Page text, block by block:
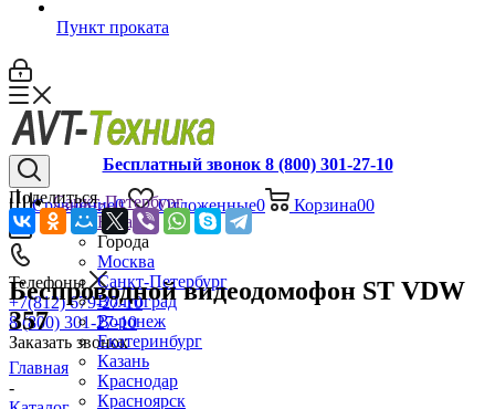
Пункт проката
Сравнение0 Отложенные0 Корзина00
Телефоны
+7(812) 679-27-10
8 (800) 301-27-10
Заказать звонок
Бесплатный звонок 8 (800) 301-27-10
Санкт-Петербург
Назад
Города
Москва
Санкт-Петербург
Волгоград
Воронеж
Екатеринбург
Казань
Краснодар
Красноярск
Поделиться
Беспроводной видеодомофон ST VDW
357
Главная
-